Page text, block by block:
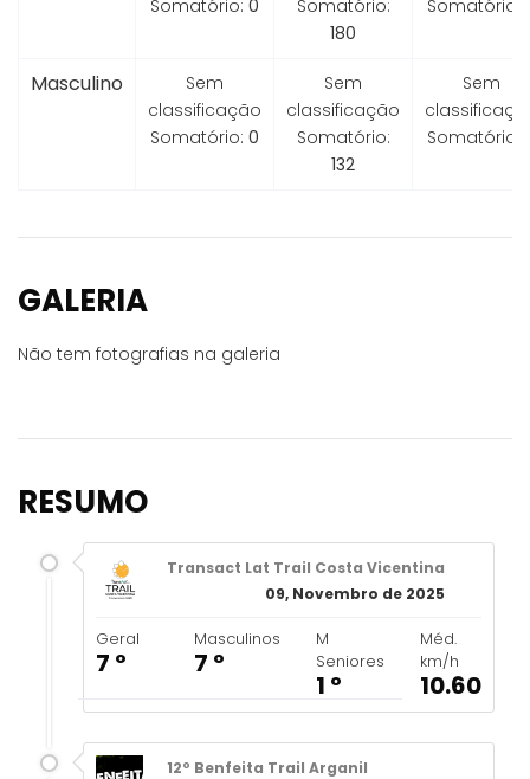
Somatório: 0
Somatório:
180
Somatório:
Masculino
Sem
classificação
Somatório: 0
Sem
classificação
Somatório:
132
Sem
Somatório:
GALERIA
Não tem fotografias na galeria
RESUMO
Transact Lat Trail Costa Vicentina
09, Novembro de 2025
Geral
7 º
Masculinos
7 º
M
Seniores
1 º
Méd.
km/h
10.60
12º Benfeita Trail Arganil